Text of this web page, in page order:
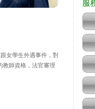
女學生外遇事件，對
教師資格，法官審理